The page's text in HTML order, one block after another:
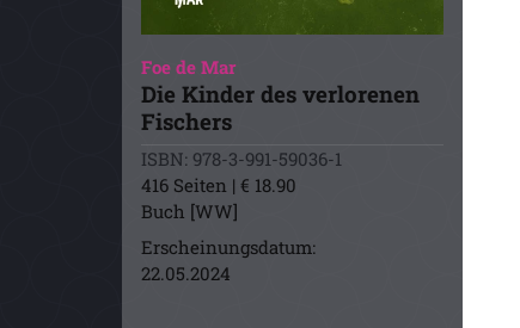
Foe de Mar
Die Kinder des verlorenen
Fischers
ISBN: 978-3-991-59036-1
416 Seiten | € 18.90
Buch [WW]
Erscheinungsdatum:
22.05.2024